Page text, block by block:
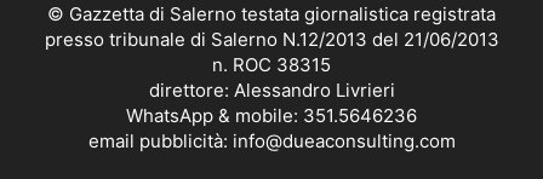
© Gazzetta di Salerno testata giornalistica registrata
presso tribunale di Salerno N.12/2013 del 21/06/2013
n. ROC 38315
direttore: Alessandro Livrieri
WhatsApp & mobile: 351.5646236
email pubblicità: info@dueaconsulting.com